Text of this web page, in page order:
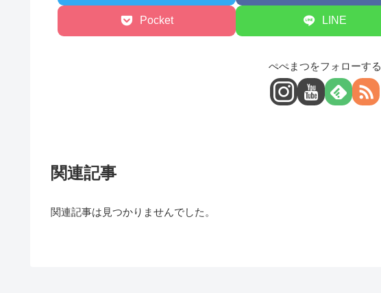
Pocket LINE
ぺぺまつをフォローする
関連記事
関連記事は見つかりませんでした。